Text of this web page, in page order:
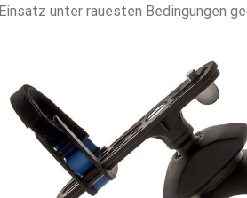
Einsatz unter rauesten Bedingungen